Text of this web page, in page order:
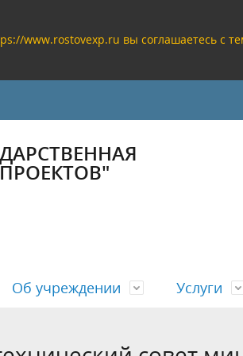
www.rostovexp.ru вы соглашаетесь с
Об учреждении
Банковские реквизиты
Услуги
Проверка проектных
Реестр заключений проверки
Анализ результатов работы